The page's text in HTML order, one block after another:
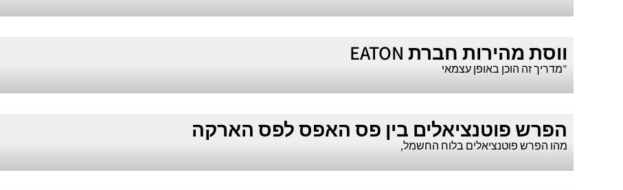
ווסת מהירות חברת EATON
"מדריך זה הוכן באופן עצמאי
הפרש פוטנציאלים בין פס האפס לפס הארקה
מהו הפרש פוטנציאלים בלוח החשמל,